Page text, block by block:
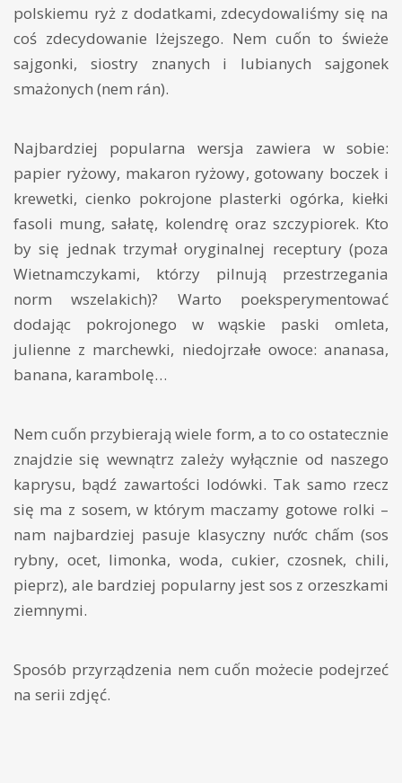
polskiemu ryż z dodatkami, zdecydowaliśmy się na
coś zdecydowanie lżejszego. Nem cuốn to świeże
sajgonki, siostry znanych i lubianych sajgonek
smażonych (nem rán).
Najbardziej popularna wersja zawiera w sobie:
papier ryżowy, makaron ryżowy, gotowany boczek i
krewetki, cienko pokrojone plasterki ogórka, kiełki
fasoli mung, sałatę, kolendrę oraz szczypiorek. Kto
by się jednak trzymał oryginalnej receptury (poza
Wietnamczykami, którzy pilnują przestrzegania
norm wszelakich)? Warto poeksperymentować
dodając pokrojonego w wąskie paski omleta,
julienne z marchewki, niedojrzałe owoce: ananasa,
banana, karambolę…
Nem cuốn przybierają wiele form, a to co ostatecznie
znajdzie się wewnątrz zależy wyłącznie od naszego
kaprysu, bądź zawartości lodówki. Tak samo rzecz
się ma z sosem, w którym maczamy gotowe rolki –
nam najbardziej pasuje klasyczny nước chấm (sos
rybny, ocet, limonka, woda, cukier, czosnek, chili,
pieprz), ale bardziej popularny jest sos z orzeszkami
ziemnymi.
Sposób przyrządzenia nem cuốn możecie podejrzeć
na serii zdjęć.